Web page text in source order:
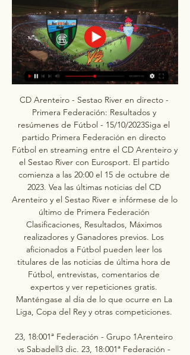
CD Arenteiro - Sestao River en directo -
Primera Federación: Resultados y
resúmenes de Fútbol - 15/10/2023Siga el
partido Primera Federación en directo
Fútbol en streaming entre el CD Arenteiro y
el Sestao River con Eurosport. El partido
comienza a las 20:00 el 15 de octubre de
2023. Vea las últimas noticias del CD
Arenteiro y el Sestao River e infórmese de lo
último de Primera Federación
Clasificaciones, Resultados, Máximos
realizadores y Ganadores previos. Los
aficionados a Fútbol pueden leer los
titulares de las noticias de última hora de
Fútbol, entrevistas, comentarios de
expertos y ver repeticiones gratis.
Manténgase al día de lo que ocurre en La
Liga, Copa del Rey y otras competiciones.
23, 18:001ª Federación - Grupo 1Arenteiro
vs Sabadell3 dic. 23, 18:001ª Federación -